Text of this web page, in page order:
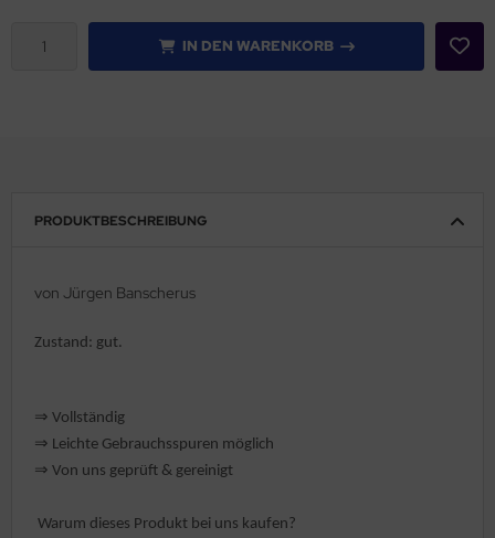
IN DEN WARENKORB
PRODUKTBESCHREIBUNG
von Jürgen Banscherus
Zustand: gut.
⇒ Vollständig
⇒ ️ Leichte Gebrauchsspuren möglich
⇒ Von uns geprüft & gereinigt
Warum dieses Produkt bei uns kaufen?
/ Lernen